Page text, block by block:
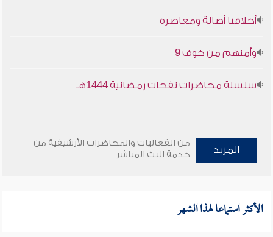
أخلاقنا أصالة ومعاصرة
وأمنهم من خوف 9
سلسلة محاضرات نفحات رمضانية 1444هـ
المزيد
من الفعاليات والمحاضرات الأرشيفية من
خدمة البث المباشر
الأكثر استماعا لهذا الشهر